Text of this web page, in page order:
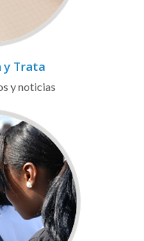
y Trata
y noticias